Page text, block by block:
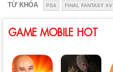
TỪ KHÓA PS4 FINAL FANTASY XV
GAME MOBILE HOT